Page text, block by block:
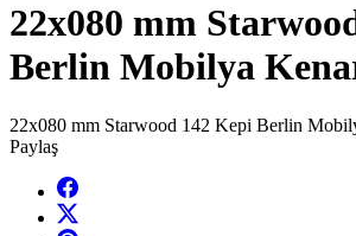
22x080 mm
Berlin Mobilya
22x080 mm Starwood 142 Kepi Berlin
Paylaş